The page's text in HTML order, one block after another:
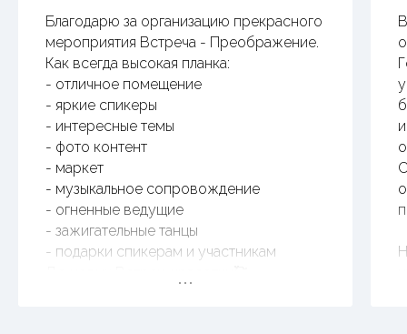
Благодарю за организацию прекрасного
мероприятия Встреча - Преображение.
Как всегда высокая планка:
- отличное помещение
- яркие спикеры
- интересные темы
- фото контент
- маркет
- музыкальное сопровождение
- огненные ведущие
- зажигательные танцы
- подарки спикерам и участникам